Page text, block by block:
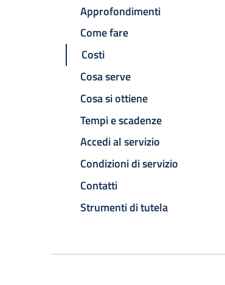
Approfondimenti
Come fare
Costi
Cosa serve
Cosa si ottiene
Tempi e scadenze
Accedi al servizio
Condizioni di servizio
Contatti
Strumenti di tutela